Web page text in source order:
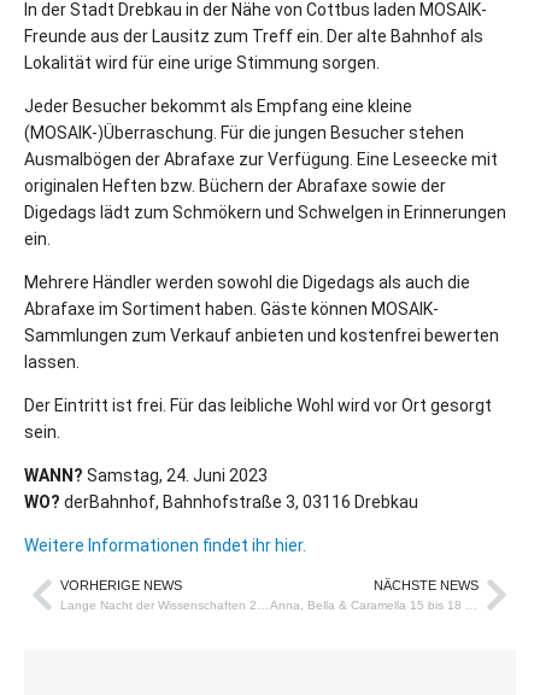
In der Stadt Drebkau in der Nähe von Cottbus laden MOSAIK-
Freunde aus der Lausitz zum Treff ein. Der alte Bahnhof als
Lokalität wird für eine urige Stimmung sorgen.
Jeder Besucher bekommt als Empfang eine kleine
(MOSAIK-)Überraschung. Für die jungen Besucher stehen
Ausmalbögen der Abrafaxe zur Verfügung. Eine Leseecke mit
originalen Heften bzw. Büchern der Abrafaxe sowie der
Digedags lädt zum Schmökern und Schwelgen in Erinnerungen
ein.
Mehrere Händler werden sowohl die Digedags als auch die
Abrafaxe im Sortiment haben. Gäste können MOSAIK-
Sammlungen zum Verkauf anbieten und kostenfrei bewerten
lassen.
Der Eintritt ist frei. Für das leibliche Wohl wird vor Ort gesorgt
sein.
WANN? Samstag, 24. Juni 2023
WO? derBahnhof, Bahnhofstraße 3, 03116 Drebkau
Weitere Informationen findet ihr hier.
VORHERIGE NEWS NÄCHSTE NEWS